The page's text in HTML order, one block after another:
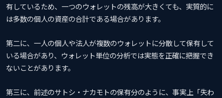
有しているため、一つのウォレットの残高が大きくても、実質的に
は多数の個人の資産の合計である場合があります。
第二に、一人の個人や法人が複数のウォレットに分散して保有して
いる場合があり、ウォレット単位の分析では実態を正確に把握でき
ないことがあります。
第三に、前述のサトシ・ナカモトの保有分のように、事実上「失わ